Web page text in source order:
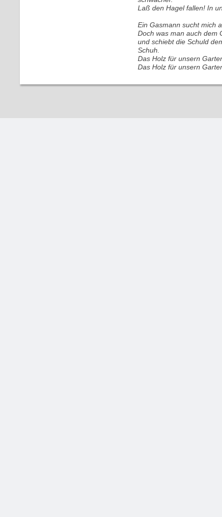
Laß den Hagel fallen! In
Ein Gasmann sucht mich
Doch was man auch dem
und schiebt die Schuld
Schuh.
Das Holz für unsern
Das Holz für unsern